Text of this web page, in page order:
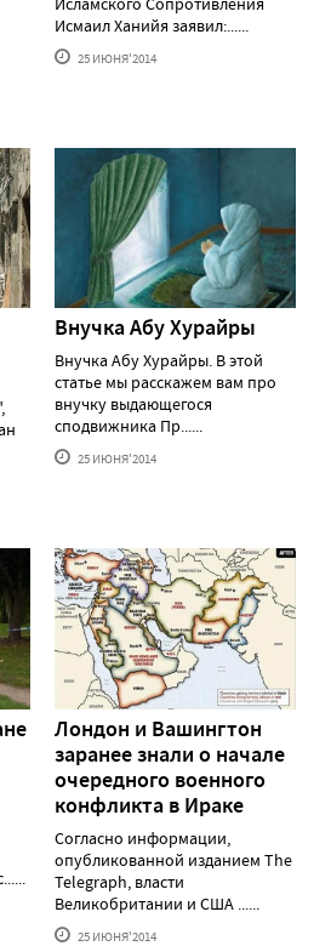
Исмаил Ханийя заявил:......
25 ИЮНЯ'2014
Внучка Абу Хурайры
Внучка Абу Хурайры. В этой
статье мы расскажем вам про
внучку выдающегося
сподвижника Пр......
25 ИЮНЯ'2014
Лондон и Вашингтон
заранее знали о начале
очередного военного
конфликта в Ираке
Согласно информации,
опубликованной изданием The
Telegraph, власти
Великобритании и США ......
25 ИЮНЯ'2014